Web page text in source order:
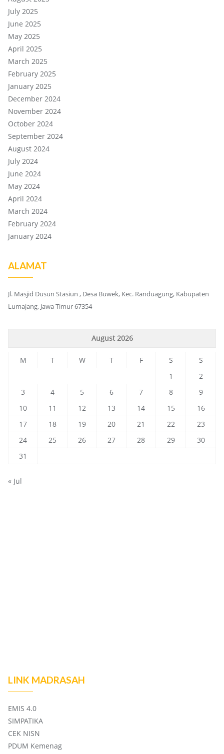
July 2025
June 2025
May 2025
April 2025
March 2025
February 2025
January 2025
December 2024
November 2024
October 2024
September 2024
August 2024
July 2024
June 2024
May 2024
April 2024
March 2024
February 2024
January 2024
ALAMAT
Jl. Masjid Dusun Stasiun , Desa Buwek, Kec. Randuagung, Kabupaten
Lumajang, Jawa Timur 67354
August 2026
M T W T F S
S
1
2
3
4 5 6 7 8
9
10
11 12 13 14 15
16
17
18 19 20 21 22
23
24
25 26 27 28 29
30
31
« Jul
LINK MADRASAH
EMIS 4.0
SIMPATIKA
CEK NISN
PDUM Kemenag